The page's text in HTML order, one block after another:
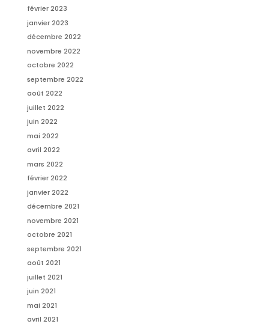
février 2023
janvier 2023
décembre 2022
novembre 2022
octobre 2022
septembre 2022
août 2022
juillet 2022
juin 2022
mai 2022
avril 2022
mars 2022
février 2022
janvier 2022
décembre 2021
novembre 2021
octobre 2021
septembre 2021
août 2021
juillet 2021
juin 2021
mai 2021
avril 2021